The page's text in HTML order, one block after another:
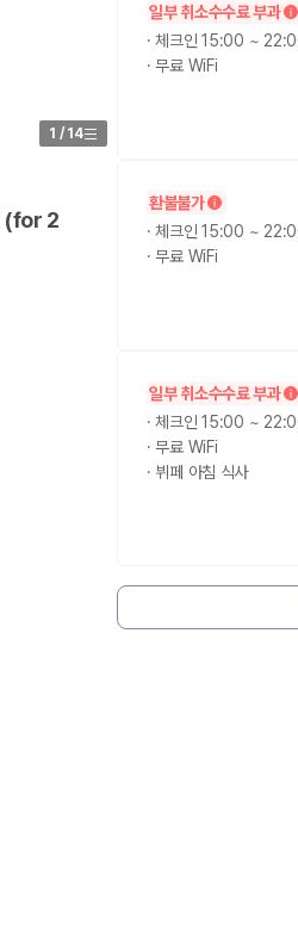
용자가 가장 먼저 비교하는 차종입니다.
차량 연식을 함께 비교하는 것이 좋습
, 보험 조건을 함께 확인해야 합니다.
니다
니다. 카모아는 제주 렌트카 가격뿐
다.
입니다.
카 가격비교 플랫폼입니다.
1 / 14
(for 2
일부 취소수수료 부과
·체크인 15:00 ~
· 무료 WiFi
환불불가
·체크인 15:00 ~
· 무료 WiFi
일부 취소수수료 부과
·체크인 15:00 ~
· 무료 WiFi
· 뷔페 아침 식사